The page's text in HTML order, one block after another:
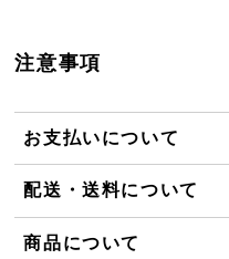
注意事項
お支払いについて
配送・送料について
商品について